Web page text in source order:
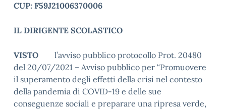
CUP: F59J21006370006
IL DIRIGENTE SCOLASTICO
VISTO l’avviso pubblico protocollo Prot. 20480
del 20/07/2021 – Avviso pubblico per “Promuovere
il superamento degli effetti della crisi nel contesto
della pandemia di COVID-19 e delle sue
conseguenze sociali e preparare una ripresa verde,